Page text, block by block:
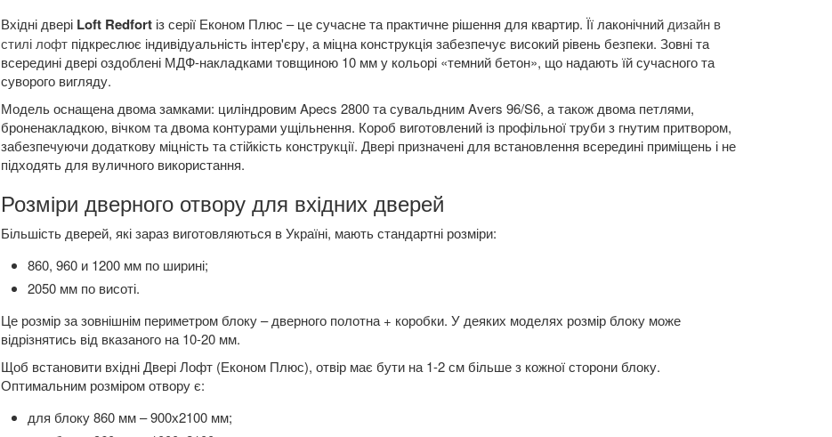
Вхідні двері Loft Redfortіз серії Економ Плюс – це сучасне та практичне рішення для квартир. Її лаконічний дизайн в
стилі лофтпідкреслює індивідуальність інтер'єру, а міцна конструкція забезпечує високий рівень безпеки. Зовні та
всередині двері оздоблені МДФ-накладками товщиною 10 мм у кольорі «темний бетон», що надають їй сучасного та
суворого вигляду.
Модель оснащена двома замками: циліндровим Apecs 2800 та сувальдним Avers 96/S6, а також двома петлями,
броненакладкою, вічком та двома контурами ущільнення. Короб виготовлений із профільної труби з гнутим притвором,
забезпечуючи додаткову міцність та стійкість конструкції. Двері призначені для встановлення всередині приміщень і не
підходять для вуличного використання.
Розміри дверного отвору для вхідних дверей
Більшість дверей, які зараз виготовляються в Україні, мають стандартні розміри:
860, 960 и 1200 мм по ширині;
2050 мм по висоті.
Це розмір за зовнішнім периметром блоку – дверного полотна + коробки. У деяких моделях розмір блоку може
відрізнятись від вказаного на 10-20 мм.
Щоб встановити вхідні Двері Лофт (Економ Плюс), отвір має бути на 1-2 см більше з кожної сторони блоку.
Оптимальним розміром отвору є:
для блоку 860 мм – 900х2100 мм;